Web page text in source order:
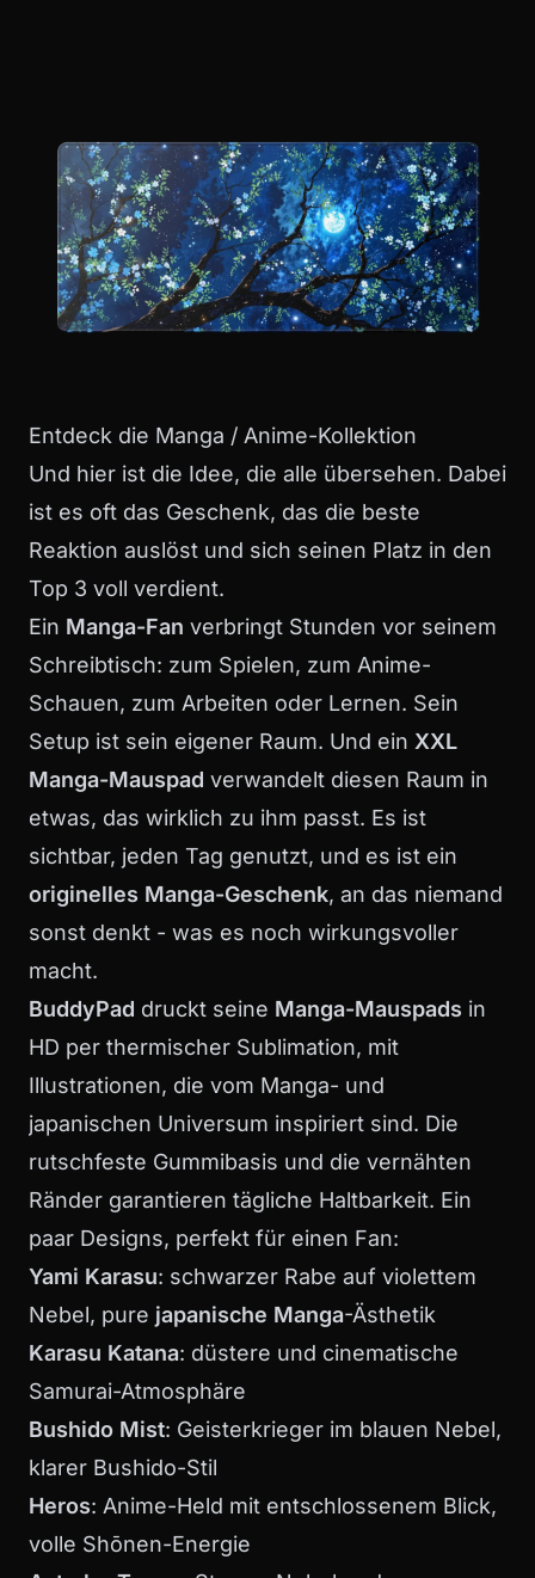
Entdeck die Manga / Anime-Kollektion
Und hier ist die Idee, die alle übersehen. Dabei
ist es oft das Geschenk, das die beste
Reaktion auslöst und sich seinen Platz in den
Top 3 voll verdient.
Ein Manga-Fan verbringt Stunden vor seinem
Schreibtisch: zum Spielen, zum Anime-
Schauen, zum Arbeiten oder Lernen. Sein
Setup ist sein eigener Raum. Und ein XXL
Manga-Mauspad verwandelt diesen Raum in
etwas, das wirklich zu ihm passt. Es ist
sichtbar, jeden Tag genutzt, und es ist ein
originelles Manga-Geschenk, an das niemand
sonst denkt - was es noch wirkungsvoller
macht.
BuddyPad druckt seine Manga-Mauspads in
HD per thermischer Sublimation, mit
Illustrationen, die vom Manga- und
japanischen Universum inspiriert sind. Die
rutschfeste Gummibasis und die vernähten
Ränder garantieren tägliche Haltbarkeit. Ein
paar Designs, perfekt für einen Fan:
Yami Karasu: schwarzer Rabe auf violettem
Nebel, pure japanische Manga-Ästhetik
Karasu Katana: düstere und cinematische
Samurai-Atmosphäre
Bushido Mist: Geisterkrieger im blauen Nebel,
klarer Bushido-Stil
Heros: Anime-Held mit entschlossenem Blick,
volle Shōnen-Energie